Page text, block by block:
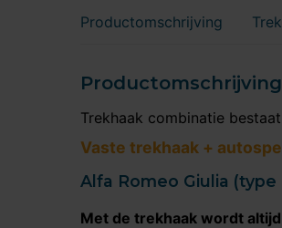
Productomschrijving
Productomschrijving
Trekhaak combinatie
Vaste trekhaak +
Alfa Romeo Giulia
Met de trekhaak wordt